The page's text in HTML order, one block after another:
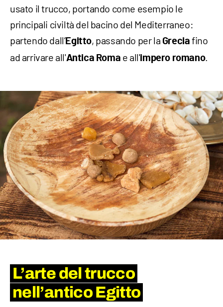
usato il trucco, portando come esempio le
principali civiltà del bacino del Mediterraneo:
partendo dall’Egitto, passando per la Grecia fino
ad arrivare all'Antica Roma e all'impero romano.
L’arte del trucco
nell’antico Egitto